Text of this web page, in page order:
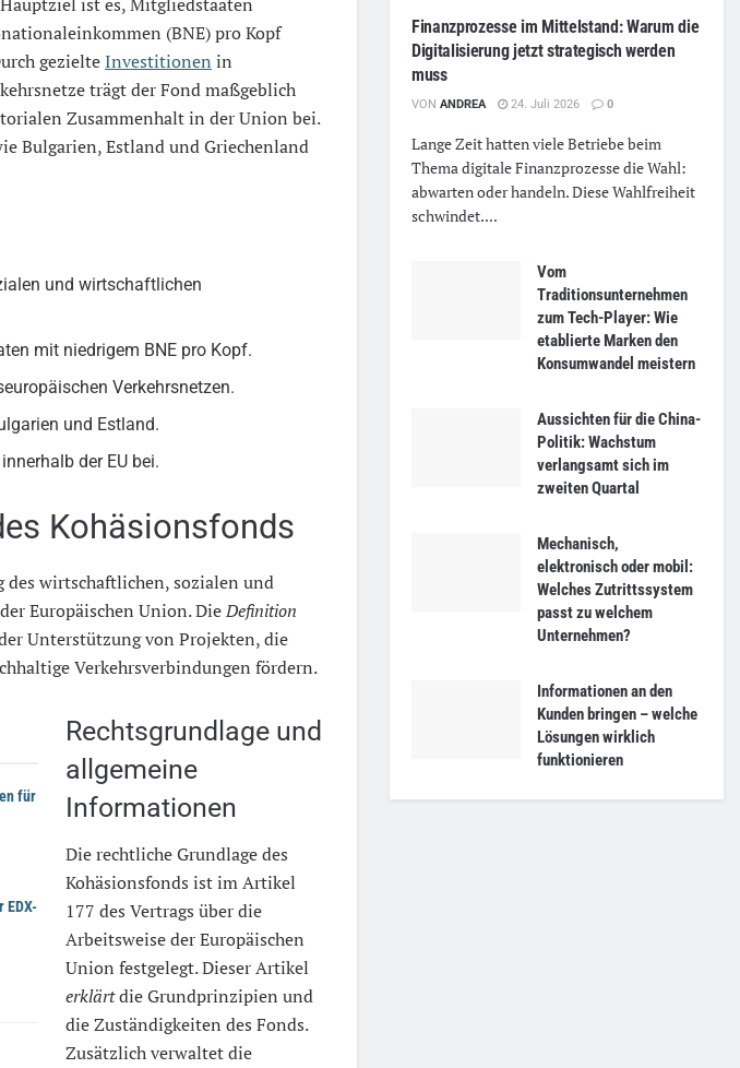
(BNE) pro Kopf
gezielteInvestitionen in
trägt der Fond maßgeblich
Zusammenhalt in der Union bei.
Bulgarien, Estland und Griechenland
und wirtschaftlichen
mit niedrigem BNE pro Kopf.
Verkehrsnetzen.
und Estland.
der EU bei.
Kohäsionsfonds
des wirtschaftlichen, sozialen und
Europäischen Union. DieDefinition
Unterstützung von Projekten, die
Verkehrsverbindungen fördern.
für
EDX-
Rechtsgrundlage und
allgemeine
Informationen
Die rechtliche Grundlage des
Kohäsionsfonds ist im Artikel
177 des Vertrags über die
Arbeitsweise der Europäischen
Union festgelegt. Dieser Artikel
erklärtdie Grundprinzipien und
die Zuständigkeiten des Fonds.
Zusätzlich verwaltet die
Finanzprozesse im Mittelstand: Warum die
Digitalisierung jetzt strategisch werden
muss
VON ANDREA 24. Juli 2026 0
Lange Zeit hatten viele Betriebe beim
Thema digitale Finanzprozesse die Wahl:
abwarten oder handeln. Diese Wahlfreiheit
schwindet....
Vom
Traditionsunternehmen
zum Tech-Player: Wie
etablierte Marken den
Konsumwandel meistern
Aussichten für die China-
Politik: Wachstum
verlangsamt sich im
zweiten Quartal
Mechanisch,
elektronisch oder mobil:
Welches Zutrittssystem
passt zu welchem
Unternehmen?
Informationen an den
Kunden bringen – welche
Lösungen wirklich
funktionieren